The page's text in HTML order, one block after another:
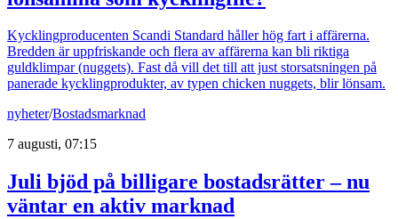
Kycklingproducenten Scandi Standard håller hög fart i affärerna.
Bredden är uppfriskande och flera av affärerna kan bli riktiga
guldklimpar (nuggets). Fast då vill det till att just storsatsningen på
panerade kycklingprodukter, av typen chicken nuggets, blir lönsam.
nyheter/Bostadsmarknad
7 augusti, 07:15
Juli bjöd på billigare bostadsrätter – nu
väntar en aktiv marknad